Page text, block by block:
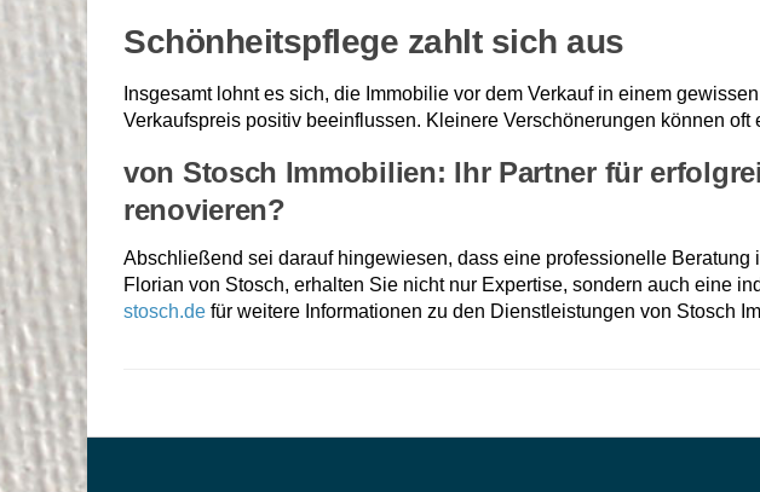
Schönheitspflege zahlt sich aus
Insgesamt lohnt es sich, die Immobilie vor dem Verkauf in einem
Verkaufspreis positiv beeinflussen. Kleinere Verschönerungen können
von Stosch Immobilien: Ihr Partner für
renovieren?
Abschließend sei darauf hingewiesen, dass eine professionelle
Florian von Stosch, erhalten Sie nicht nur Expertise, sondern auch eine
stosch.de für weitere Informationen zu den Dienstleistungen von Stosch